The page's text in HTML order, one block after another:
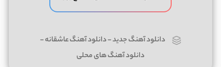
دانلود آهنگ جدید-دانلود آهنگ عاشقانه-
دانلود آهنگ های محلی